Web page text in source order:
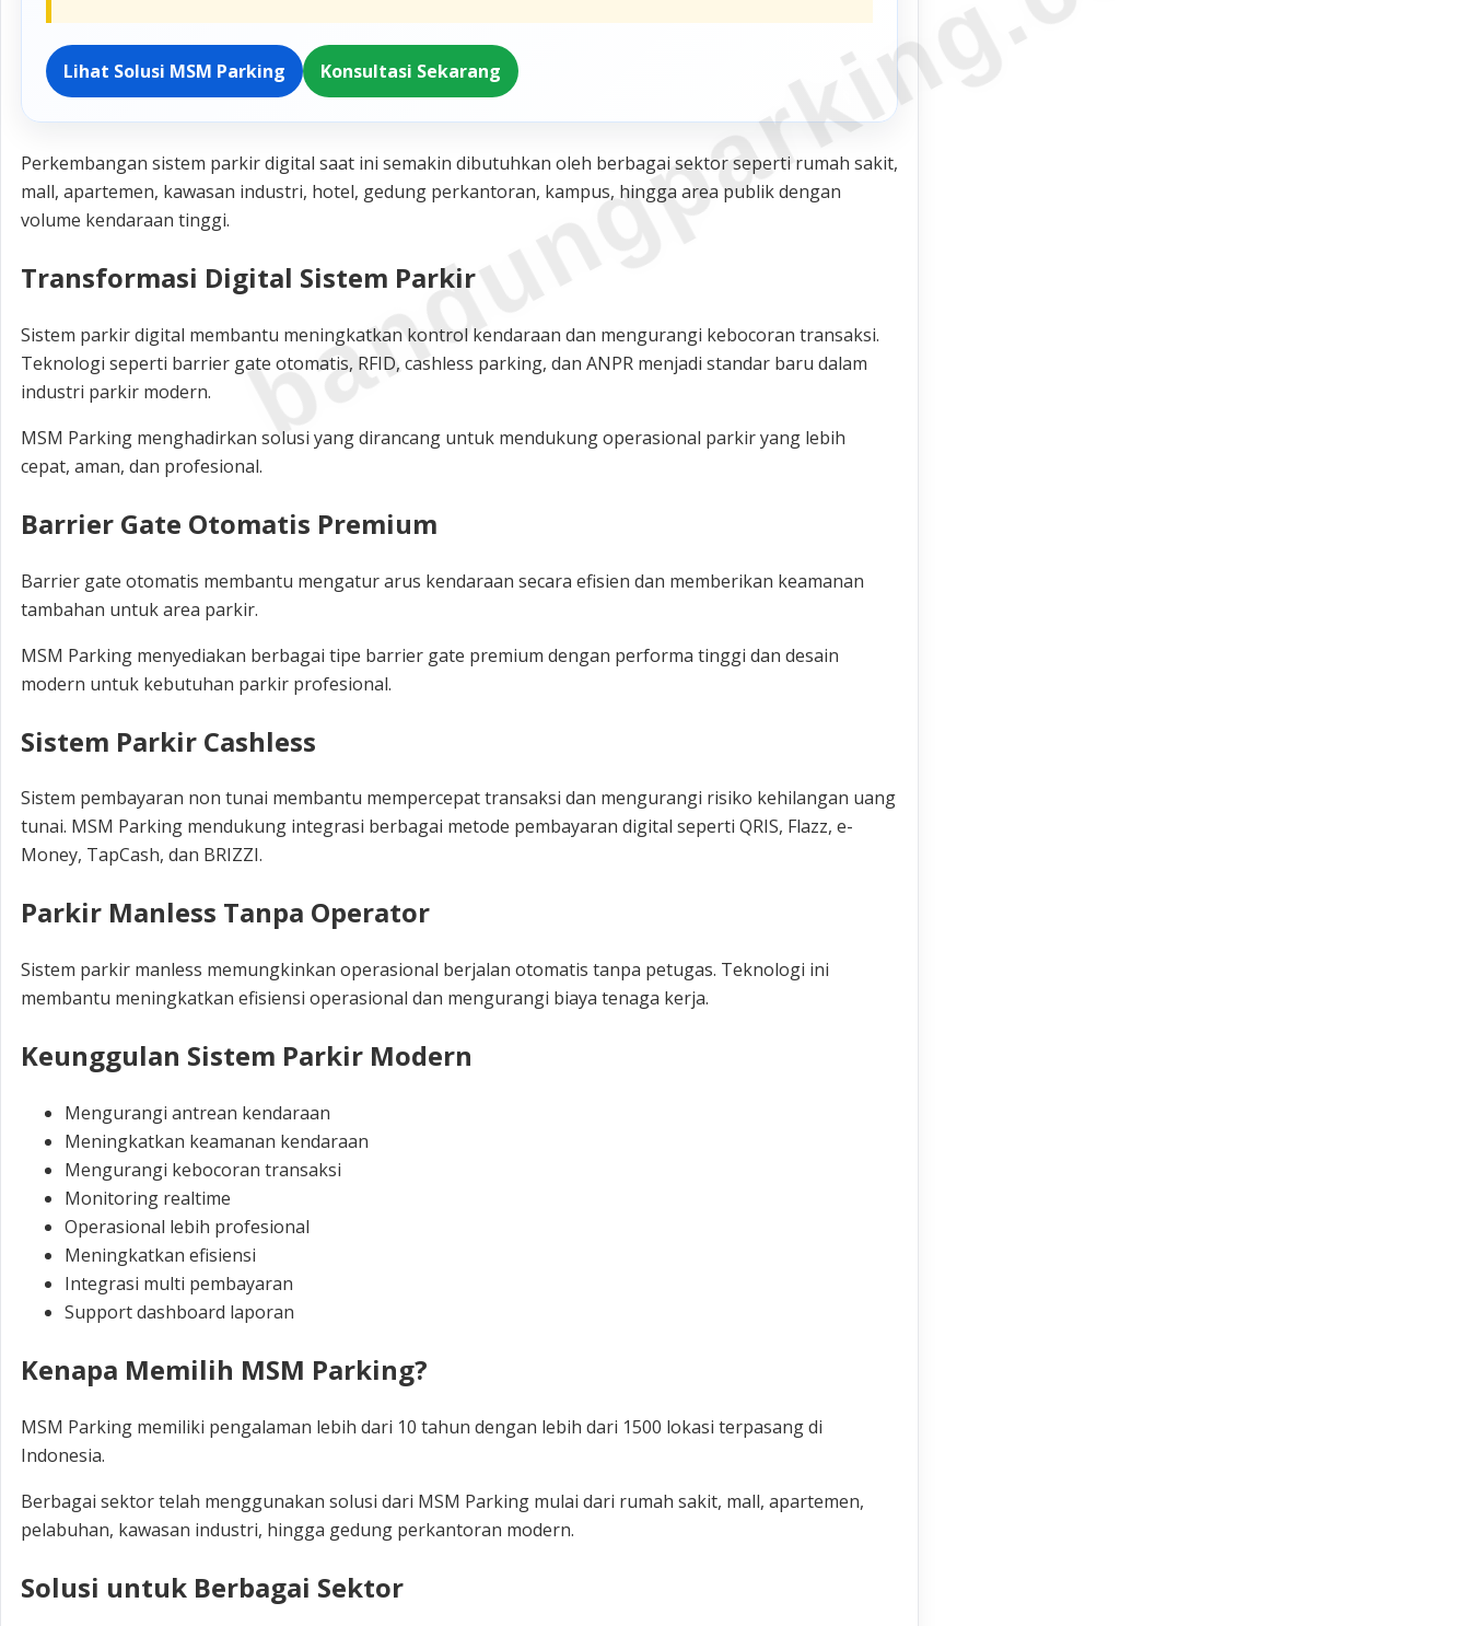
Lihat Solusi MSM Parking Konsultasi Sekarang
Perkembangan sistem parkir digital saat ini semakin dibutuhkan oleh berbagai sektor seperti rumah sakit,
mall, apartemen, kawasan industri, hotel, gedung perkantoran, kampus, hingga area publik dengan
volume kendaraan tinggi.
Transformasi Digital Sistem Parkir
Sistem parkir digital membantu meningkatkan kontrol kendaraan dan mengurangi kebocoran transaksi.
Teknologi seperti barrier gate otomatis, RFID, cashless parking, dan ANPR menjadi standar baru dalam
industri parkir modern.
MSM Parking menghadirkan solusi yang dirancang untuk mendukung operasional parkir yang lebih
cepat, aman, dan profesional.
Barrier Gate Otomatis Premium
Barrier gate otomatis membantu mengatur arus kendaraan secara efisien dan memberikan keamanan
tambahan untuk area parkir.
MSM Parking menyediakan berbagai tipe barrier gate premium dengan performa tinggi dan desain
modern untuk kebutuhan parkir profesional.
Sistem Parkir Cashless
Sistem pembayaran non tunai membantu mempercepat transaksi dan mengurangi risiko kehilangan uang
tunai. MSM Parking mendukung integrasi berbagai metode pembayaran digital seperti QRIS, Flazz, e-
Money, TapCash, dan BRIZZI.
Parkir Manless Tanpa Operator
Sistem parkir manless memungkinkan operasional berjalan otomatis tanpa petugas. Teknologi ini
membantu meningkatkan efisiensi operasional dan mengurangi biaya tenaga kerja.
Keunggulan Sistem Parkir Modern
Mengurangi antrean kendaraan
Meningkatkan keamanan kendaraan
Mengurangi kebocoran transaksi
Monitoring realtime
Operasional lebih profesional
Meningkatkan efisiensi
Integrasi multi pembayaran
Support dashboard laporan
Kenapa Memilih MSM Parking?
MSM Parking memiliki pengalaman lebih dari 10 tahun dengan lebih dari 1500 lokasi terpasang di
Indonesia.
Berbagai sektor telah menggunakan solusi dari MSM Parking mulai dari rumah sakit, mall, apartemen,
pelabuhan, kawasan industri, hingga gedung perkantoran modern.
Solusi untuk Berbagai Sektor
bandungparking.com